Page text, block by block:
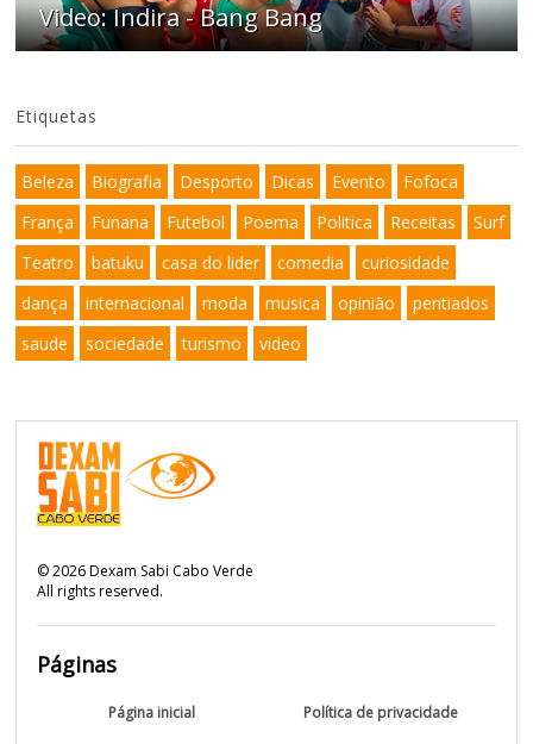
Video: Indira - Bang Bang
Etiquetas
Beleza Biografia Desporto Dicas Evento
Fofoca
França
Funana Futebol Poema Politica Receitas
Surf
Teatro
batuku casa do lider comedia
curiosidade
dança
internacional moda musica opinião
pentiados
saude
sociedade turismo video
©2026Dexam Sabi Cabo Verde
All rights reserved.
Páginas
Página inicial Política de privacidade